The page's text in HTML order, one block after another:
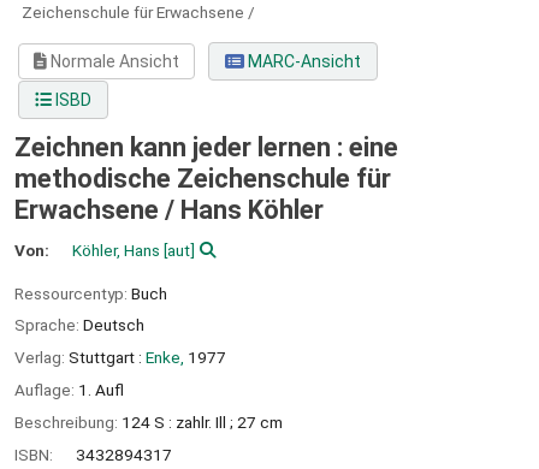
Zeichenschule für Erwachsene /
Normale Ansicht
MARC-Ansicht
ISBD
Zeichnen kann jeder lernen : eine
methodische Zeichenschule für
Erwachsene / Hans Köhler
Von: Köhler, Hans [aut]
Ressourcentyp: Buch
Sprache: Deutsch
Verlag: Stuttgart : Enke, 1977
Auflage: 1. Aufl
Beschreibung: 124 S : zahlr. Ill ; 27 cm
ISBN:
3432894317